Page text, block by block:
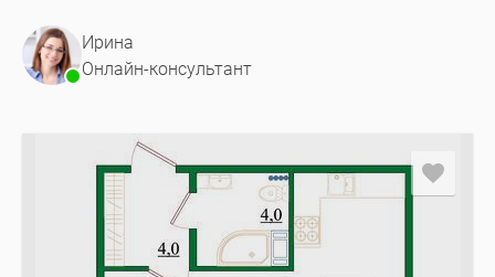
Ирина
Онлайн-консультант